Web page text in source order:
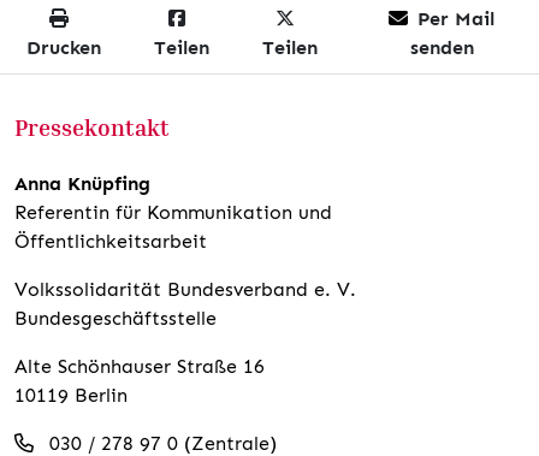
Drucken Teilen Teilen
Per Mail
senden
Pressekontakt
Anna Knüpfing
Referentin für Kommunikation und
Öffentlichkeitsarbeit
Volkssolidarität Bundesverband e. V.
Bundesgeschäftsstelle
Alte Schönhauser Straße 16
10119 Berlin
030 / 278 97 0 (Zentrale)